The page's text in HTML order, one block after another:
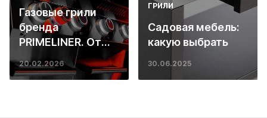
Газовые грили
бренда
PRIMELINER. От
основ инженерии
до ресторанных
20.02.2026
ГРИЛИ
Садовая мебель:
какую выбрать
30.06.2025